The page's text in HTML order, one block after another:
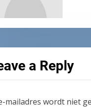
a Reply
mailadres wordt niet